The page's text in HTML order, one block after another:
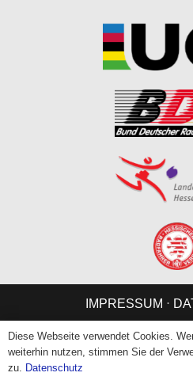
IMPRESSUM ⋅
Diese Webseite verwendet Cookies.
weiterhin nutzen, stimmen Sie der
zu. Datenschutz